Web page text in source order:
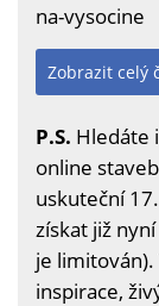
na-vysocine
Zobrazit celý
P.S. Hledáte
online
uskuteční
získat již nyní
je
inspirace,